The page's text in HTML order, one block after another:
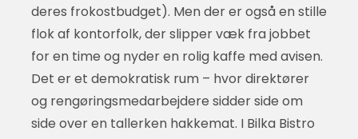
deres frokostbudget). Men der er også en stille
flok af kontorfolk, der slipper væk fra jobbet
for en time og nyder en rolig kaffe med avisen.
Det er et demokratisk rum – hvor direktører
og rengøringsmedarbejdere sidder side om
side over en tallerken hakkemat. I Bilka Bistro